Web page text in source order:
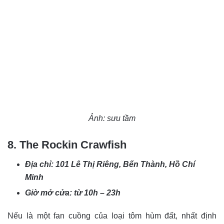
Ảnh: sưu tầm
8. The Rockin Crawfish
Địa chỉ: 101 Lê Thị Riêng, Bến Thành, Hồ Chí
Minh
Giờ mở cửa: từ 10h – 23h
Nếu là một fan cuồng của loại tôm hùm đất, nhất định